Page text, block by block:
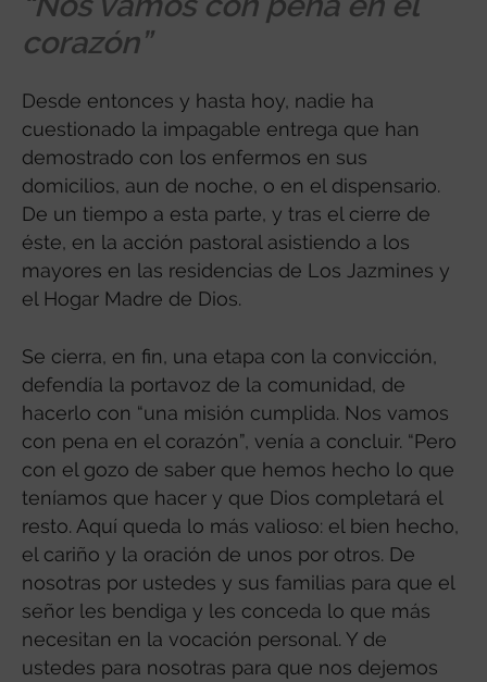
corazón”
Desde entonces y hasta hoy, nadie ha
cuestionado la impagable entrega que han
demostrado con los enfermos en sus
domicilios, aun de noche, o en el dispensario.
De un tiempo a esta parte, y tras el cierre de
éste, en la acción pastoral asistiendo a los
mayores en las residencias de Los Jazmines y
el Hogar Madre de Dios.
Se cierra, en fin, una etapa con la convicción,
defendía la portavoz de la comunidad, de
hacerlo con “una misión cumplida. Nos vamos
con pena en el corazón”, venía a concluir. “Pero
con el gozo de saber que hemos hecho lo que
teníamos que hacer y que Dios completará el
resto. Aquí queda lo más valioso: el bien hecho,
el cariño y la oración de unos por otros. De
nosotras por ustedes y sus familias para que el
señor les bendiga y les conceda lo que más
necesitan en la vocación personal. Y de
ustedes para nosotras para que nos dejemos